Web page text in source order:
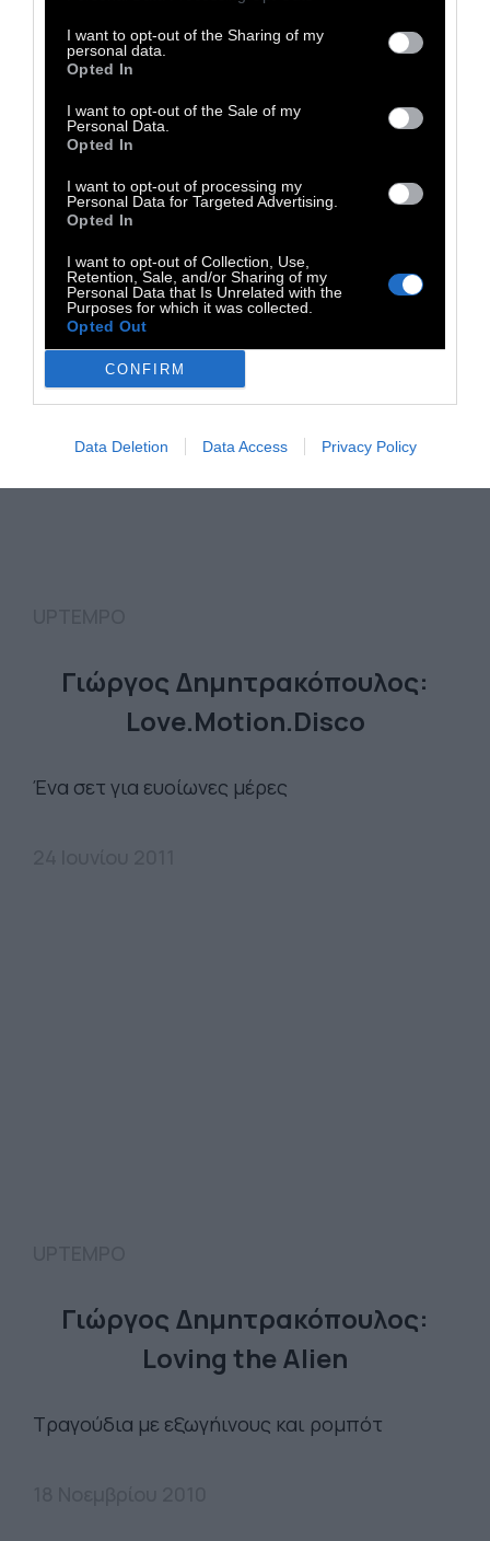
I want to opt-out of the Sharing of my
personal data.
Opted In
I want to opt-out of the Sale of my
Personal Data.
Opted In
I want to opt-out of processing my
Personal Data for Targeted Advertising.
Opted In
I want to opt-out of Collection, Use,
Retention, Sale, and/or Sharing of my
Personal Data that Is Unrelated with the
Purposes for which it was collected.
Opted Out
CONFIRM
Data Deletion Data Access Privacy Policy
Γιώργος Δημητρακόπουλος:
Μουσική για να την πάρεις μαζί σου παντού
24 Απριλίου 2012
Γιώργος Δημητρακόπουλος:
Love.Motion.Disco
Ένα σετ για ευοίωνες μέρες
Γιώργος Δημητρακόπουλος:
Loving the Alien
Τραγούδια με εξωγήινους και ρομπότ